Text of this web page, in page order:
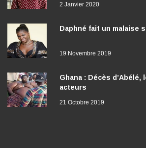
2 Janvier 2020
Daphné fait un malaise
19 Novembre 2019
Ghana : Décès
acteurs
21 Octobre 2019